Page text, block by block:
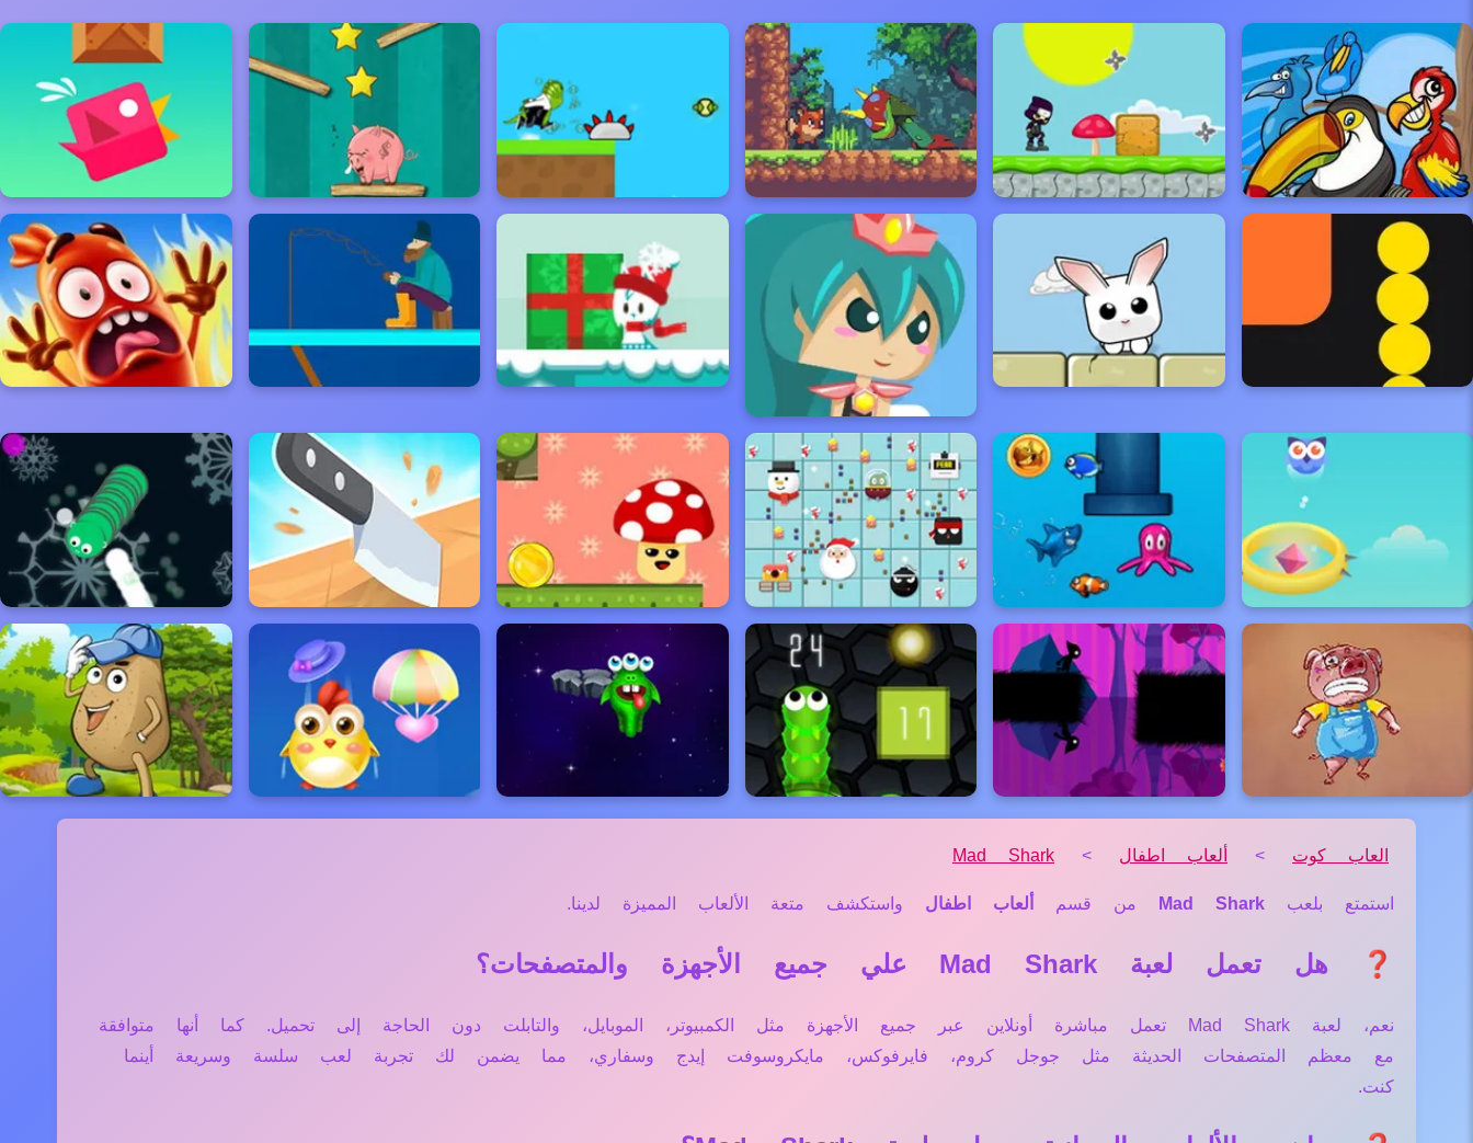
العاب كوت > ألعاب اطفال >
Mad Shark
استمتع بلعب Mad Shark من قسم ألعاب اطفال واستكشف متعة الألعاب المميزة لدينا.
❓ هل تعمل لعبة Mad Shark علي جميع الأجهزة والمتصفحات؟
نعم، لعبة Mad Shark تعمل مباشرة أونلاين عبر جميع الأجهزة مثل الكمبيوتر، الموبايل، والتابلت دون الحاجة إلى تحميل. كما أنها متوافقة
مع معظم المتصفحات الحديثة مثل جوجل كروم، فايرفوكس، مايكروسوفت إيدج وسفاري، مما يضمن لك تجربة لعب سلسة وسريعة أينما
كنت.